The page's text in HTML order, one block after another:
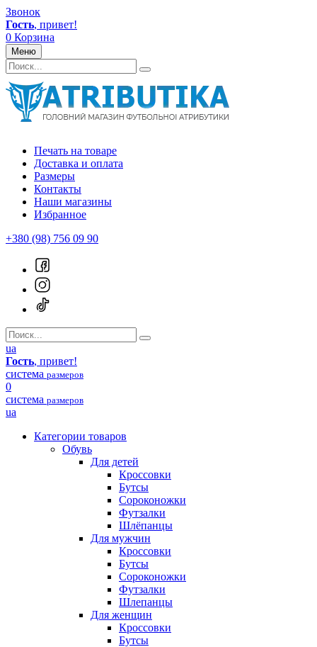
Звонок
Гость, привет!
0 Корзина
Меню
Печать на товаре
Доставка и оплата
Размеры
Контакты
Наши магазины
Избранное
+380 (98) 756 09 90
ua
Гость, привет!
система размеров
0
система размеров
ua
Категории товаров
Обувь
Для детей
Кроссовки
Бутсы
Сороконожки
Футзалки
Шлёпанцы
Для мужчин
Кроссовки
Бутсы
Сороконожки
Футзалки
Шлепанцы
Для женщин
Кроссовки
Бутсы